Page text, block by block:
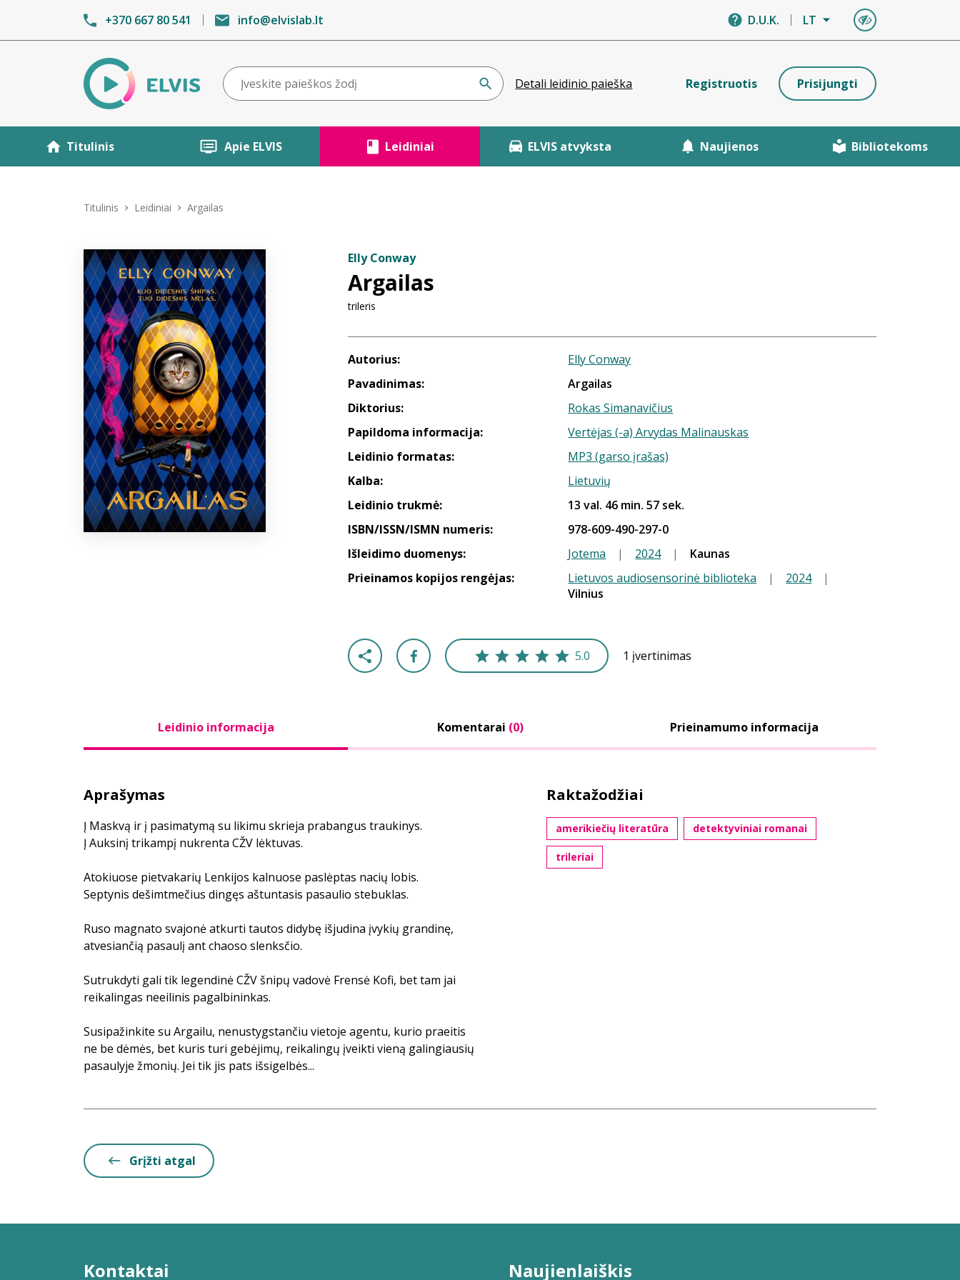
+370 667 80 541 info@elvislab.lt D.U.K. LT
Detali leidinio paieška Registruotis Prisijungti
Titulinis Apie ELVIS Leidiniai ELVIS atvyksta Naujienos Bibliotekoms
Titulinis Leidiniai Argailas
Elly Conway
Argailas
trileris
Autorius:
Elly Conway
Pavadinimas:
Argailas
Diktorius:
Rokas Simanavičius
Papildoma informacija:
Vertėjas (-a) Arvydas Malinauskas
Leidinio formatas:
MP3 (garso įrašas)
Kalba:
Lietuvių
Leidinio trukmė:
13 val. 46 min. 57 sek.
ISBN/ISSN/ISMN numeris:
978-609-490-297-0
Išleidimo duomenys:
Jotema | 2024 |
Kaunas
Prieinamos kopijos rengėjas:
Lietuvos audiosensorinė biblioteka | 2024
|
Vilnius
5.0 1 įvertinimas
Leidinio informacija Komentarai (0) Prieinamumo informacija
Aprašymas
Į Maskvą ir į pasimatymą su likimu skrieja prabangus traukinys.
Į Auksinį trikampį nukrenta CŽV lėktuvas.
Atokiuose pietvakarių Lenkijos kalnuose paslėptas nacių lobis.
Septynis dešimtmečius dingęs aštuntasis pasaulio stebuklas.
Ruso magnato svajonė atkurti tautos didybę išjudina įvykių grandinę,
atvesiančią pasaulį ant chaoso slenksčio.
Sutrukdyti gali tik legendinė CŽV šnipų vadovė Frensė Kofi, bet tam jai
reikalingas neeilinis pagalbininkas.
Susipažinkite su Argailu, nenustygstančiu vietoje agentu, kurio praeitis
ne be dėmės, bet kuris turi gebėjimų, reikalingų įveikti vieną galingiausių
pasaulyje žmonių. Jei tik jis pats išsigelbės...
Raktažodžiai
amerikiečių literatūra detektyviniai romanai
trileriai
Grįžti atgal
Kontaktai Naujienlaiškis